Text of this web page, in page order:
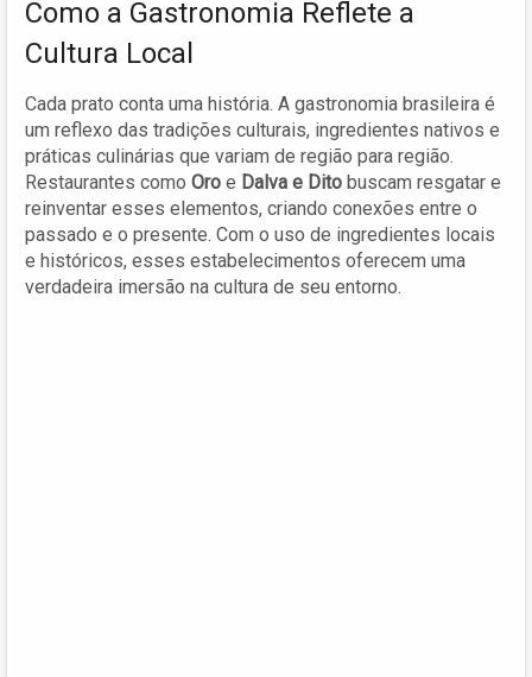
Como a Gastronomia Reflete a
Cultura Local
Cada prato conta uma história. A gastronomia brasileira é
um reflexo das tradições culturais, ingredientes nativos e
práticas culinárias que variam de região para região.
Restaurantes como Oro e Dalva e Dito buscam resgatar e
reinventar esses elementos, criando conexões entre o
passado e o presente. Com o uso de ingredientes locais
e históricos, esses estabelecimentos oferecem uma
verdadeira imersão na cultura de seu entorno.